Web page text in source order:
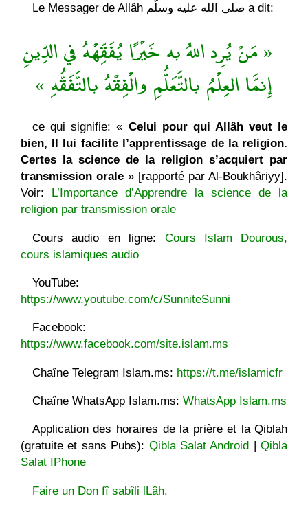
Le Messager de Allâh صلى الله عليه وسلّم a dit:
« مَنْ يُرِد اللهُ به خَيْرًا يُفَقِّهْهُ في الدِّينِ
إِنمَّا العِلْمُ بالتَّعَلُّمِ والْفِقْهُ بالتَّفَقُّهِ »
ce qui signifie: « Celui pour qui Allâh veut le
bien, Il lui facilite l’apprentissage de la religion.
Certes la science de la religion s’acquiert par
transmission orale» [rapporté par Al-Boukhâriyy].
Voir: L’Importance d’Apprendre la science de la
religion par transmission orale
Cours audio en ligne: Cours Islam Dourous,
cours islamiques audio
YouTube:
https://www.youtube.com/c/SunniteSunni
Facebook:
https://www.facebook.com/site.islam.ms
Chaîne Telegram Islam.ms: https://t.me/islamicfr
Chaîne WhatsApp Islam.ms: WhatsApp Islam.ms
Application des horaires de la prière et la Qiblah
(gratuite et sans Pubs): Qibla Salat Android |Qibla
Salat IPhone
Faire un Don fî sabîli lLâh.